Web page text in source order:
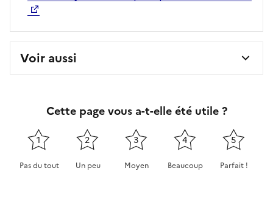
Voir aussi
Cette page vous a-t-elle été utile ?
1
Pas du tout
2
Un peu
3
Moyen
4
Beaucoup
5
Parfait !